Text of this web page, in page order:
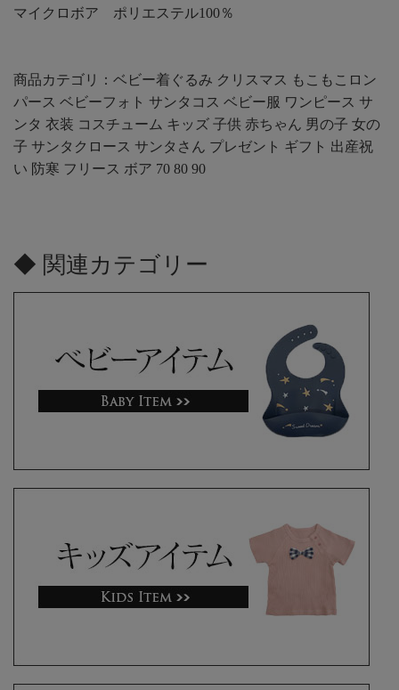
マイクロボア ポリエステル100％
商品カテゴリ：ベビー着ぐるみ クリスマス もこもこロン
パース ベビーフォト サンタコス ベビー服 ワンピース サ
ンタ 衣装 コスチューム キッズ 子供 赤ちゃん 男の子 女の
子 サンタクロース サンタさん プレゼント ギフト 出産祝
い 防寒 フリース ボア 70 80 90
◆ 関連カテゴリー